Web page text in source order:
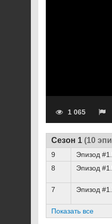
1 065
Сезон 1 (10
9 Эпизод
8
Эпизод
7
Эпизод
Показать все